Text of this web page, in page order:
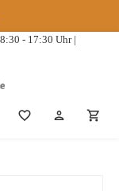
- 17:30 Uhr |
Du hast 0